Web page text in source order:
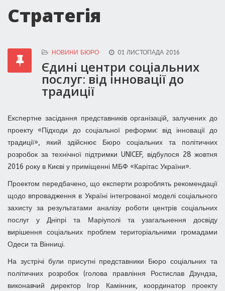
Стратегія
НОВИНИ БЮРО 01 ЛИСТОПАДА 2016
Єдині центри соціальних
послуг: від інновації до
традиції
Експертне засідання представників організацій, залучених до
проекту «Підходи до соціальної реформи: від інновації до
традиції», який здійснює Бюро соціальних та політичних
розробок за технічної підтримки UNICEF, відбулося 28 жовтня
2016 року в Києві у приміщенні МБФ «Карітас України».
Проектом передбачено, що експерти розроблять рекомендації
щодо впровадження в Україні інтегрованої моделі соціального
захисту за результатами аналізу роботи центрів соціальних
послуг у Дніпрі та Маріуполі та узагальнення досвіду
вирішення соціальних проблем територіальними громадами
Одеси та Вінниці.
На зустрічі були присутні представники Бюро соціальних та
політичних розробок (голова правління Ростислав Дзундза,
виконавчий директор Ігор Камінник, координатор проекту